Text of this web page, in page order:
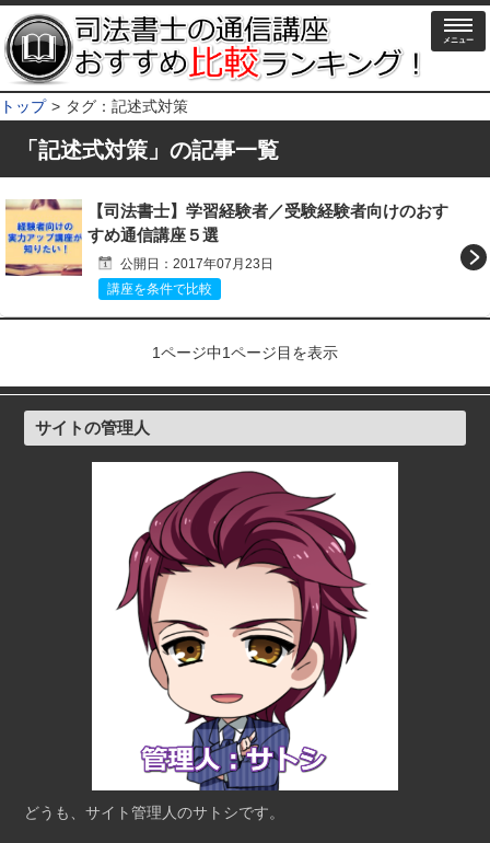
メニュー
トップ タグ：記述式対策
「記述式対策 」の記事一覧
【司法書士】学習経験者／受験経験者向けのおす
すめ通信講座５選
公開日：2017年07月23日
講座を条件で比較
1ページ中1ページ目を表示
サイトの管理人
どうも、サイト管理人のサトシです。